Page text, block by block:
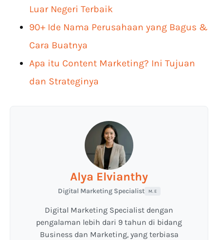
Luar Negeri Terbaik
90+ Ide Nama Perusahaan yang Bagus &
Cara Buatnya
Apa itu Content Marketing? Ini Tujuan
dan Strateginya
Alya Elvianthy
Digital Marketing Specialist M. E
Digital Marketing Specialist dengan
pengalaman lebih dari 9 tahun di bidang
Business dan Marketing, yang terbiasa